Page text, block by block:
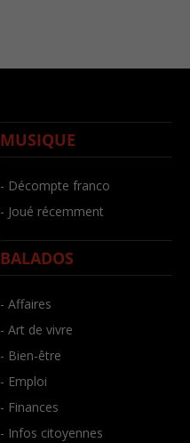
MUSIQUE
- Décompte franco
- Joué récemment
BALADOS
- Affaires
- Art de vivre
- Bien-être
- Emploi
- Finances
- Infos citoyennes